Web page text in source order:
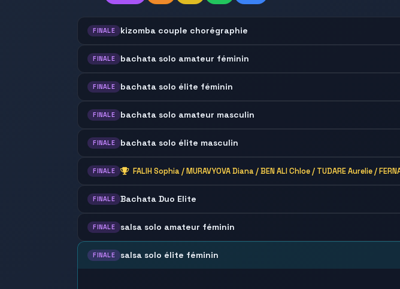
FINALE kizomba couple chorégraphie
FINALE bachata solo amateur féminin
FINALE bachata solo élite féminin
FINALE bachata solo amateur masculin
FINALE bachata solo élite masculin
FINALE bachata team styling
FALIH Sophia / MURAVYOVA Diana / BEN ALI Chloe / TUDARE Aurelie /
FINALE Bachata Duo Elite
FINALE salsa solo amateur féminin
FINALE salsa solo élite féminin